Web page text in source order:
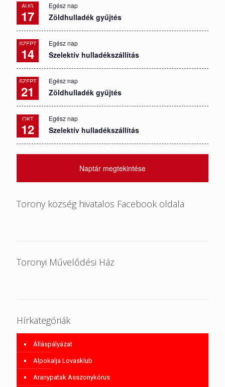
AUG
17
Egész nap
Zöldhulladék gyűjtés
SZEPT
14
Egész nap
Szelektív hulladékszállítás
SZEPT
21
Egész nap
Zöldhulladék gyűjtés
OKT
12
Egész nap
Szelektív hulladékszállítás
Naptár megtekintése
Torony község hivatalos Facebook oldala
Toronyi Művelődési Ház
Hírkategóriák
Álláspályázat
Alpokalja Lovasklub
Aranypatak Asszonykórus